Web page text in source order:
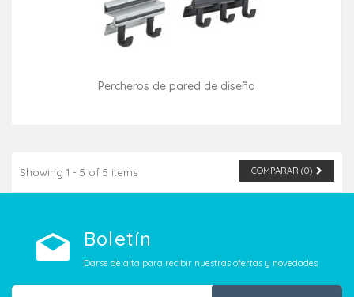
Percheros de pared de diseño
COMPARAR (0)
Showing 1 - 5 of 5 items
Boletín
Darse de alta para recibir nuestras ofertas y novedades